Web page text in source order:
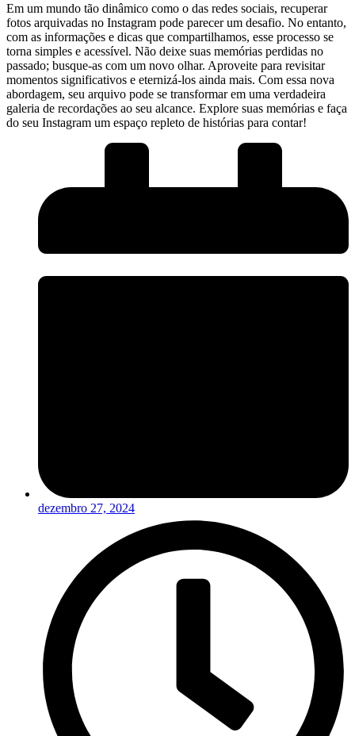
Em um mundo tão‍ dinâmico‍ como⁢ o das redes⁢ sociais, recuperar
fotos arquivadas ⁢no Instagram pode ‍parecer um desafio. No entanto,
com as informações e dicas que compartilhamos,⁢ esse processo‍ se
torna simples e acessível. Não deixe suas memórias perdidas no
passado; busque-as com ‍um novo olhar. Aproveite para ‍revisitar
momentos ‍significativos e⁢ eternizá-los ainda mais. Com essa ‌nova
abordagem, seu arquivo pode‍ se transformar em uma verdadeira​
galeria de⁤ recordações ⁤ao seu alcance. ⁣Explore suas memórias e faça
do ​seu Instagram⁢ um espaço repleto⁤ de histórias para⁤ contar!
dezembro 27, 2024